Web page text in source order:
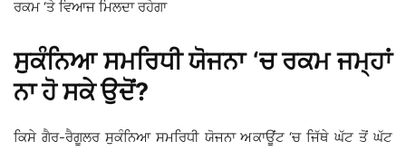
ਰਕਮ ‘ਤੇ ਵਿਆਜ ਮਿਲਦਾ ਰਹੇਗਾ
ਸੁਕੰਨਿਆ ਸਮਰਿਧੀ ਯੋਜਨਾ ‘ਚ ਰਕਮ ਜਮ੍ਹਾਂ
ਨਾ ਹੋ ਸਕੇ ਉਦੋਂ?
ਕਿਸੇ ਗੈਰ-ਰੈਗੂਲਰ ਸੁਕੰਨਿਆ ਸਮਰਿਧੀ ਯੋਜਨਾ ਅਕਾਊਂਟ ‘ਚ ਜਿੱਥੇ ਘੱਟ ਤੋਂ ਘੱਟ